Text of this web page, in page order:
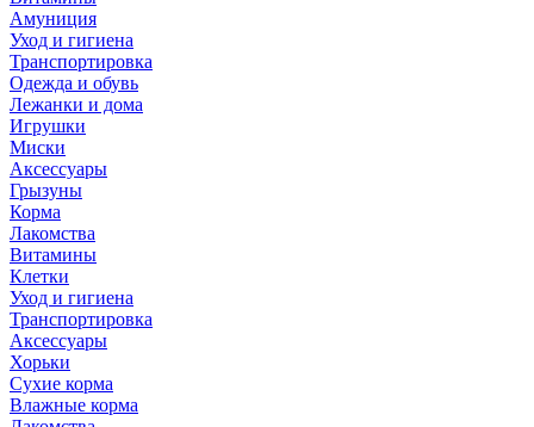
Амуниция
Уход и гигиена
Транспортировка
Одежда и обувь
Лежанки и дома
Игрушки
Миски
Аксессуары
Грызуны
Корма
Лакомства
Витамины
Клетки
Уход и гигиена
Транспортировка
Аксессуары
Хорьки
Сухие корма
Влажные корма